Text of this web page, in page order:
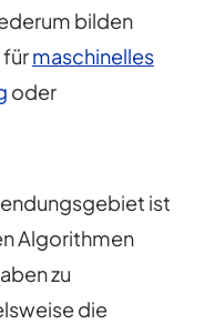
bilden
maschinelles
oder
ist
Algorithmen
zu
die